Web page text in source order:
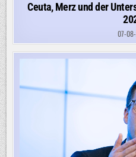
Ceuta, Merz und der
07-